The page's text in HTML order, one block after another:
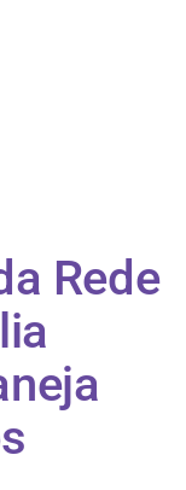
Rede